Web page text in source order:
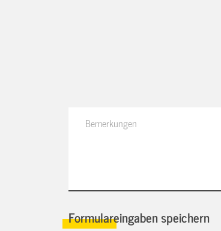
Formulareingaben speichern